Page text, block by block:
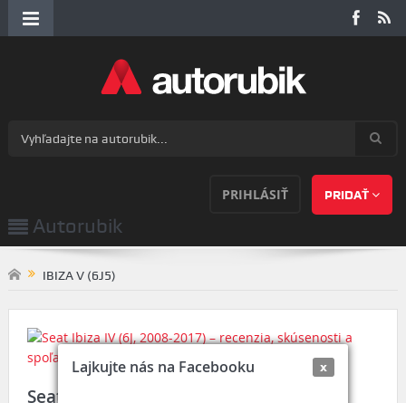
Lajkujte nás na Facebooku x
PRIHLÁSIŤ PRIDAŤ
Autorubik
IBIZA V (6J5)
Seat Ibiza IV (6J, 2008-2017) – recenzia,